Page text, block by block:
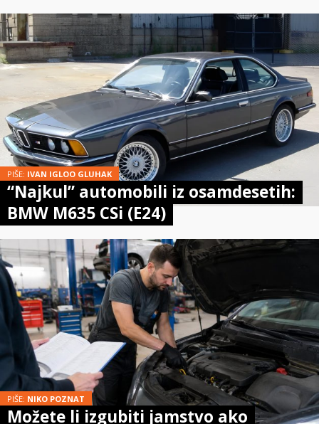
PIŠE: IVAN IGLOO GLUHAK
“Najkul” automobili iz osamdesetih:
BMW M635 CSi (E24)
PIŠE: NIKO POZNAT
Možete li izgubiti jamstvo ako